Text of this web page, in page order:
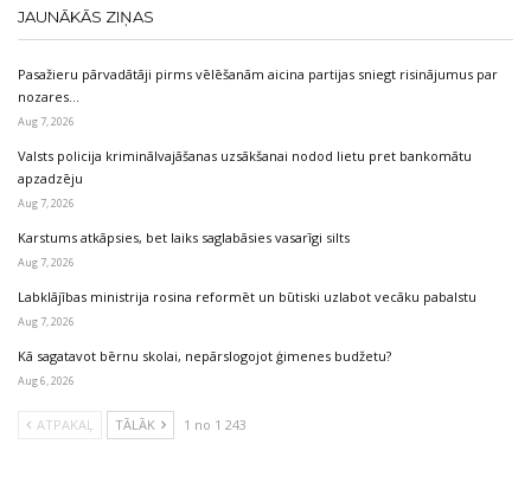
JAUNĀKĀS ZIŅAS
Pasažieru pārvadātāji pirms vēlēšanām aicina partijas sniegt risinājumus par
nozares…
Aug 7, 2026
Valsts policija kriminālvajāšanas uzsākšanai nodod lietu pret bankomātu
apzadzēju
Aug 7, 2026
Karstums atkāpsies, bet laiks saglabāsies vasarīgi silts
Aug 7, 2026
Labklājības ministrija rosina reformēt un būtiski uzlabot vecāku pabalstu
Aug 7, 2026
Kā sagatavot bērnu skolai, nepārslogojot ģimenes budžetu?
Aug 6, 2026
ATPAKAĻ TĀLĀK 1 no 1 243